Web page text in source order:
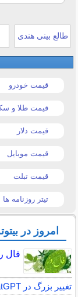
طالع بینی هندی
قیمت خودرو
قیمت طلا و
قیمت دلار
قیمت موبایل
قیمت تبلت
تیتر روزنامه ها
امروز در
فال
تغییر بزرگ در ChatGPT / چت متنی نامحدود و رایگان